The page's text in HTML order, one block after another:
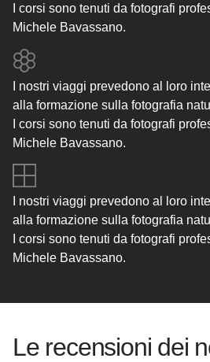
I corsi sono tenuti da fotografi
Michele Bavassano.
I nostri viaggi prevedono al loro
alla formazione sulla fotografia
I corsi sono tenuti da fotografi
Michele Bavassano.
I nostri viaggi prevedono al loro
alla formazione sulla fotografia
I corsi sono tenuti da fotografi
Michele Bavassano.
Le recensioni dei